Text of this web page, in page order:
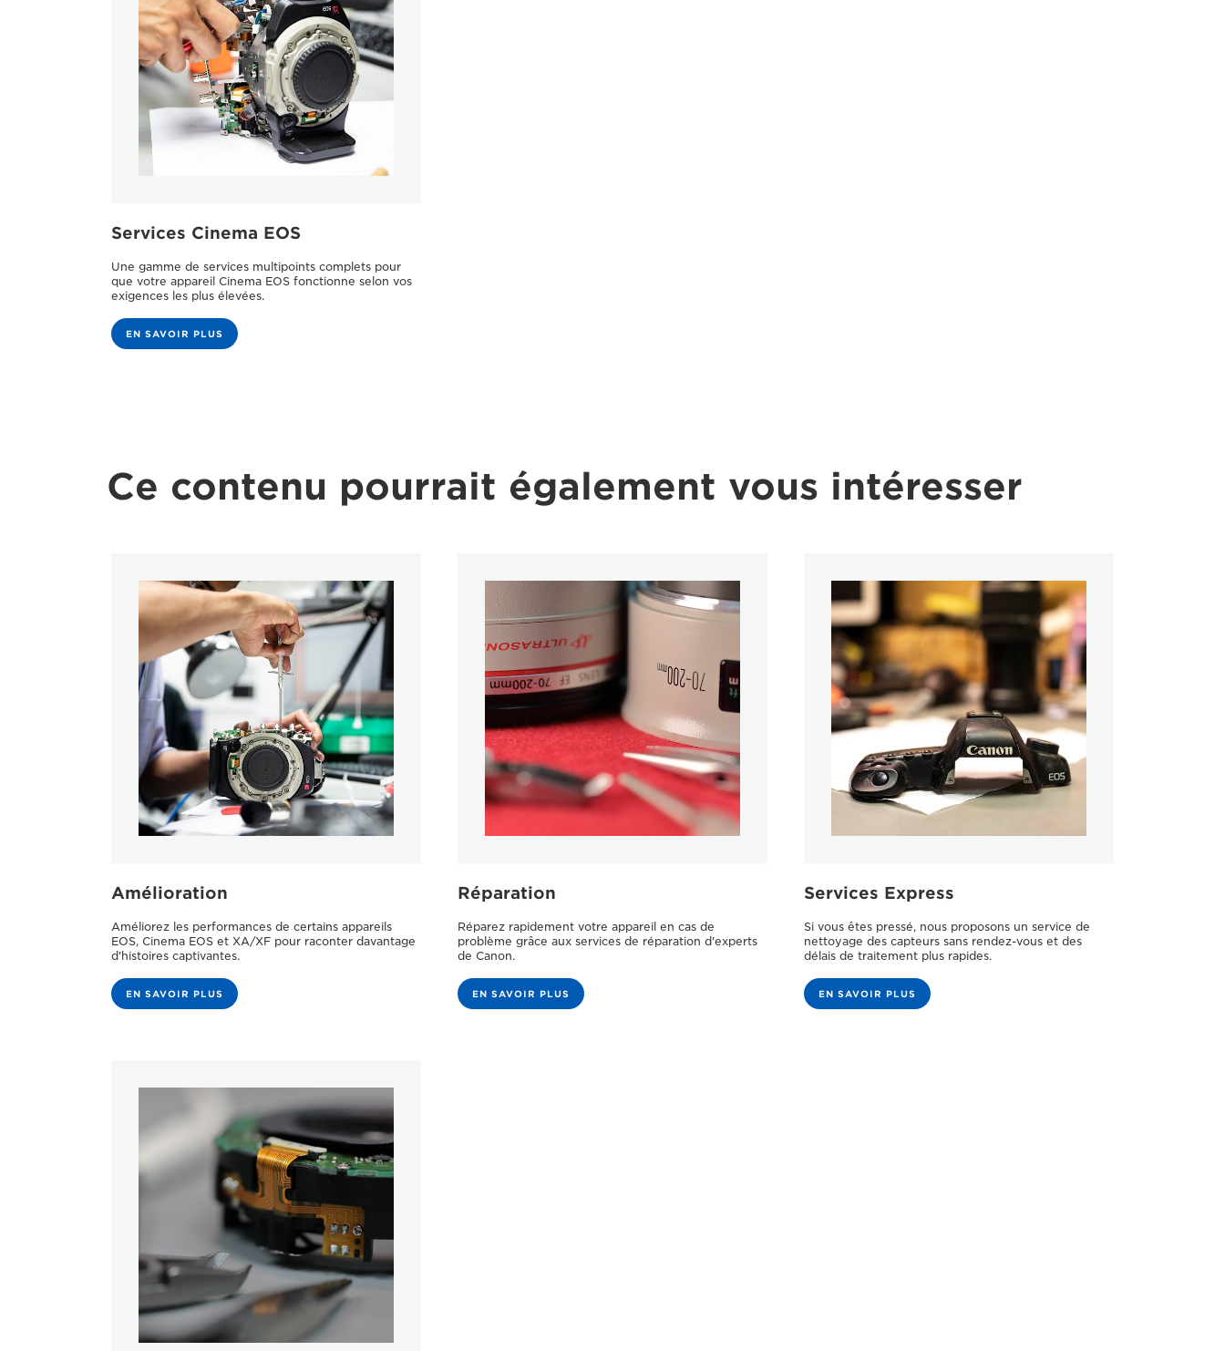
Services Cinema EOS
Une gamme de services multipoints complets pour
que votre appareil Cinema EOS fonctionne selon vos
exigences les plus élevées.
EN SAVOIR PLUS
Ce contenu pourrait également vous intéresser
Amélioration
Améliorez les performances de certains appareils
EOS, Cinema EOS et XA/XF pour raconter davantage
d'histoires captivantes.
EN SAVOIR PLUS
Réparation
Réparez rapidement votre appareil en cas de
problème grâce aux services de réparation d'experts
de Canon.
EN SAVOIR PLUS
Services Express
Si vous êtes pressé, nous proposons un service de
nettoyage des capteurs sans rendez-vous et des
délais de traitement plus rapides.
EN SAVOIR PLUS